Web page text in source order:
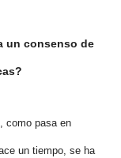
un consenso de
como pasa en
un tiempo, se ha